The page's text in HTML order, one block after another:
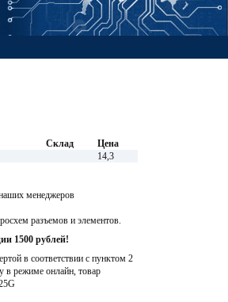
Склад
Цена
14,3
менеджеров
разъемов и элементов.
1500 рублей!
в соответствии с пунктом 2
в режиме онлайн, товар